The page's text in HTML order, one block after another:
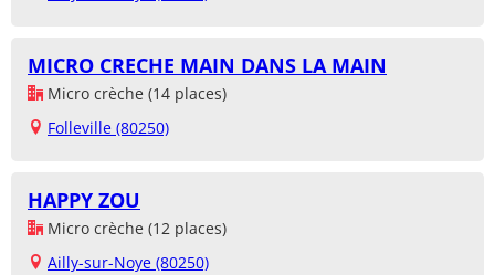
MICRO CRECHE MAIN DANS LA MAIN
Micro crèche (14 places)
Folleville (80250)
HAPPY ZOU
Micro crèche (12 places)
Ailly-sur-Noye (80250)